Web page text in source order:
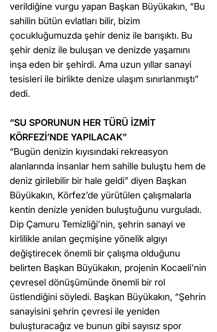
verildiğine vurgu yapan Başkan Büyükakın, “Bu
sahilin bütün evlatları bilir, bizim
çocukluğumuzda şehir deniz ile barışıktı. Bu
şehir deniz ile buluşan ve denizde yaşamını
inşa eden bir şehirdi. Ama uzun yıllar sanayi
tesisleri ile birlikte denize ulaşım sınırlanmıştı”
dedi.
“SU SPORUNUN HER TÜRÜ İZMİT
KÖRFEZİ’NDE YAPILACAK”
“Bugün denizin kıyısındaki rekreasyon
alanlarında insanlar hem sahille buluştu hem de
deniz girilebilir bir hale geldi” diyen Başkan
Büyükakın, Körfez’de yürütülen çalışmalarla
kentin denizle yeniden buluştuğunu vurguladı.
Dip Çamuru Temizliği’nin, şehrin sanayi ve
kirlilikle anılan geçmişine yönelik algıyı
değiştirecek önemli bir çalışma olduğunu
belirten Başkan Büyükakın, projenin Kocaeli’nin
çevresel dönüşümünde önemli bir rol
üstlendiğini söyledi. Başkan Büyükakın, “Şehrin
sanayisini şehrin çevresi ile yeniden
buluşturacağız ve bunun gibi sayısız spor